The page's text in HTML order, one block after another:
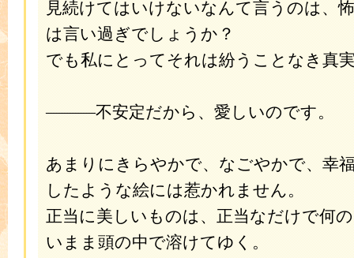
見続けてはいけないなんて言うのは、
は言い過ぎでしょうか？
でも私にとってそれは紛うことなき真
―――不安定だから、愛しいのです。
あまりにきらやかで、なごやかで、幸
したような絵には惹かれません。
正当に美しいものは、正当なだけで何
いまま頭の中で溶けてゆく。